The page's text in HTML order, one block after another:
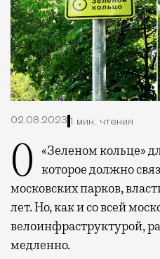
02.08.2023 1 мин. чтения
О «Зеленом кольце» для велосипедистов, которое должно
московских парков,
лет. Но, как и со всей
велоинфраструктурой,
медленно.